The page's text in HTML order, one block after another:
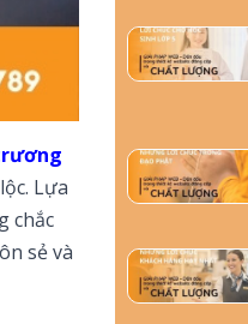
Lựa
chắc
sẻ và